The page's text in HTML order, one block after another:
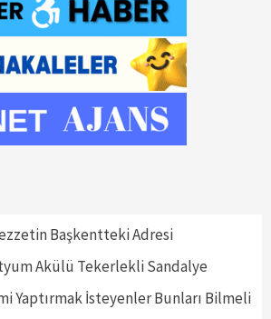
Başkentteki Adresi
Akülü Tekerlekli Sandalye
Yaptırmak İsteyenler Bunları Bilmeli